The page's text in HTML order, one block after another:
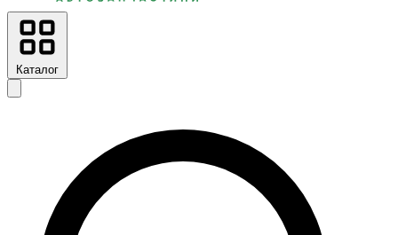
Каталог